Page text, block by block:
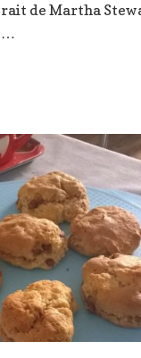
de Martha
…